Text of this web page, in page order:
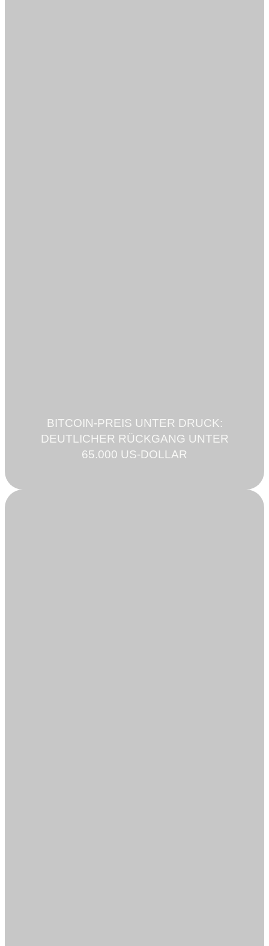
BITCOIN-PREIS UNTER DRUCK:
DEUTLICHER RÜCKGANG UNTER
65.000 US-DOLLAR